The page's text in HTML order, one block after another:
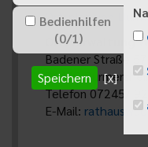
Ortsplan von
Ortsverwaltung
Badener Straße 57
76448
Telefon 07245/
E-Mail:
Bedienhilfen
(0/1)
Speichern [x]